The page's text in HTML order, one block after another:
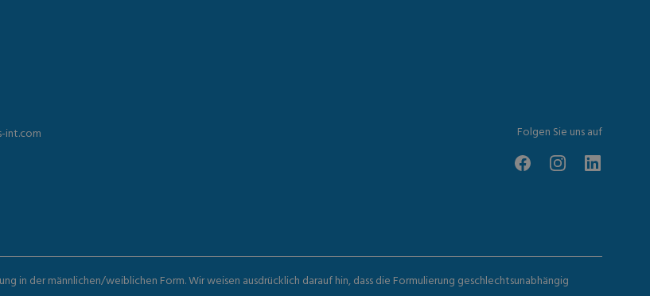
int.com
Folgen Sie uns auf
in der männlichen/weiblichen Form. Wir weisen ausdrücklich darauf hin, dass die Formulierung geschlechtsunabhängig